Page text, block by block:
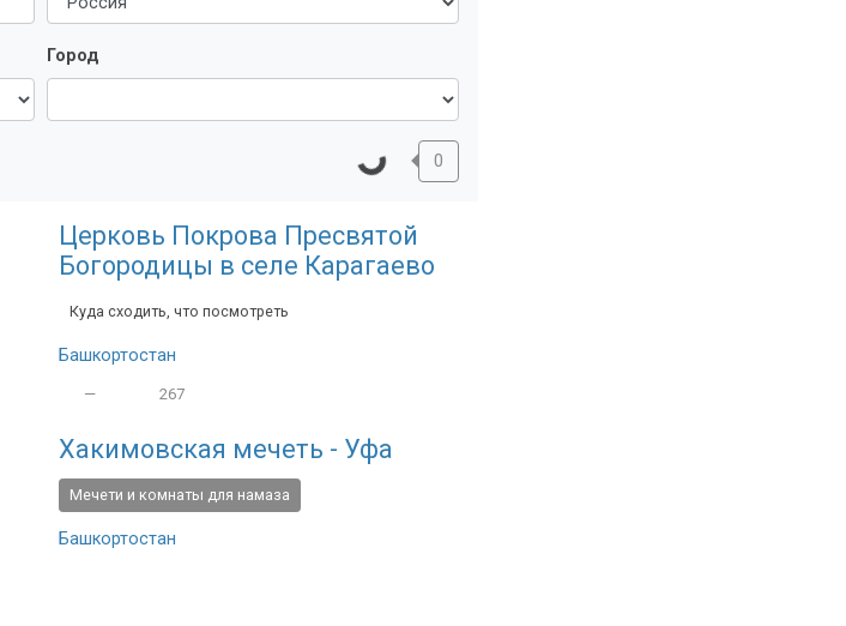
Город
0
Церковь Покрова Пресвятой
Богородицы в селе Карагаево
Куда сходить, что посмотреть
Башкортостан
— 267
Хакимовская мечеть - Уфа
Мечети и комнаты для намаза
Башкортостан